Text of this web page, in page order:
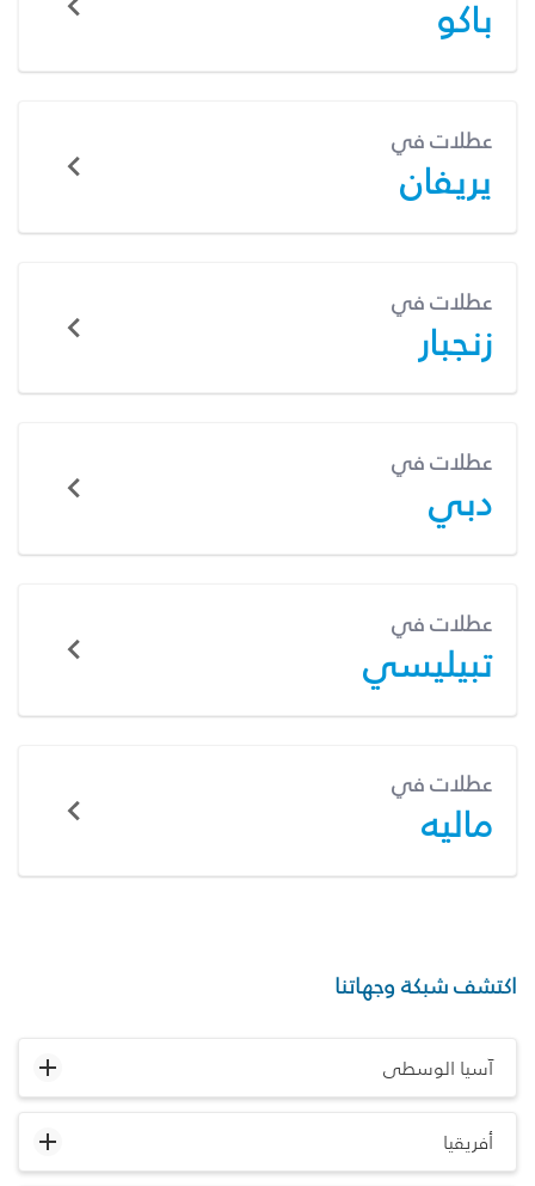
باكو
عطلات في
يريفان
عطلات في
زنجبار
عطلات في
دبي
عطلات في
تبيليسي
عطلات في
ماليه
اكتشف شبكة وجهاتنا
آسيا الوسطى
أفريقيا